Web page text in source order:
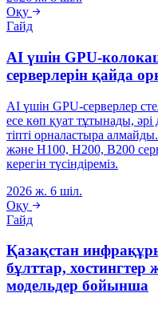
Оқу
Гайд
AI үшін GPU-
серверлерін қайда
AI үшін GPU-серверлер
есе көп қуат тұтынады,
тіпті орналастыра
және H100, H200, B200
керегін түсіндіреміз.
2026 ж. 6 шіл.
Оқу
Гайд
Қазақстан
бұлттар, хостингтер
модельдер бойынша